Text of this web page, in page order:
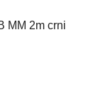
MM 2m crni